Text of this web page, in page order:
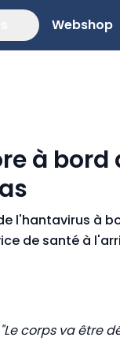
Webshop
à bord
l'hantavirus à
de santé à
"Le corps va être